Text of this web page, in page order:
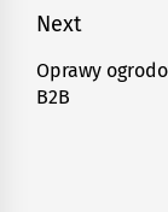
Next
Next
post:
Oprawy
B2B